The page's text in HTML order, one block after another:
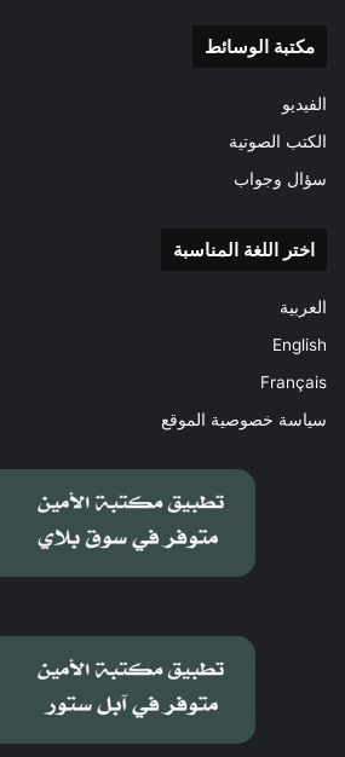
مكتبة الوسائط
الفيديو
الكتب الصوتية
سؤال وجواب
اختر اللغة المناسبة
العربية
English
Français
سياسة خصوصية الموقع